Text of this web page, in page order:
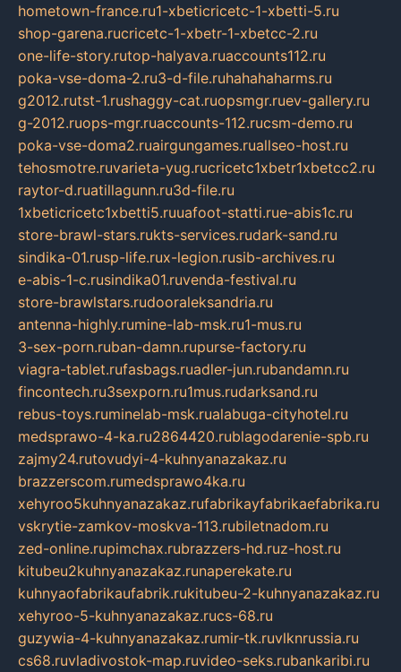
hometown-france.ru1-xbeticricetc-1-xbetti-5.ru
shop-garena.rucricetc-1-xbetr-1-xbetcc-2.ru
one-life-story.rutop-halyava.ruaccounts112.ru
poka-vse-doma-2.ru3-d-file.ruhahahaharms.ru
g2012.rutst-1.rushaggy-cat.ruopsmgr.ruev-gallery.ru
g-2012.ruops-mgr.ruaccounts-112.rucsm-demo.ru
poka-vse-doma2.ruairgungames.ruallseo-host.ru
tehosmotre.ruvarieta-yug.rucricetc1xbetr1xbetcc2.ru
raytor-d.ruatillagunn.ru3d-file.ru
1xbeticricetc1xbetti5.ruuafoot-statti.rue-abis1c.ru
store-brawl-stars.rukts-services.rudark-sand.ru
sindika-01.rusp-life.rux-legion.rusib-archives.ru
e-abis-1-c.rusindika01.ruvenda-festival.ru
store-brawlstars.rudooraleksandria.ru
antenna-highly.rumine-lab-msk.ru1-mus.ru
3-sex-porn.ruban-damn.rupurse-factory.ru
viagra-tablet.rufasbags.ruadler-jun.rubandamn.ru
fincontech.ru3sexporn.ru1mus.rudarksand.ru
rebus-toys.ruminelab-msk.rualabuga-cityhotel.ru
medsprawo-4-ka.ru2864420.rublagodarenie-spb.ru
zajmy24.rutovudyi-4-kuhnyanazakaz.ru
brazzerscom.rumedsprawo4ka.ru
xehyroo5kuhnyanazakaz.rufabrikayfabrikaefabrika.ru
vskrytie-zamkov-moskva-113.rubiletnadom.ru
zed-online.rupimchax.rubrazzers-hd.ruz-host.ru
kitubeu2kuhnyanazakaz.runaperekate.ru
kuhnyaofabrikaufabrik.rukitubeu-2-kuhnyanazakaz.ru
xehyroo-5-kuhnyanazakaz.rucs-68.ru
guzywia-4-kuhnyanazakaz.rumir-tk.ruvlknrussia.ru
cs68.ruvladivostok-map.ruvideo-seks.rubankaribi.ru